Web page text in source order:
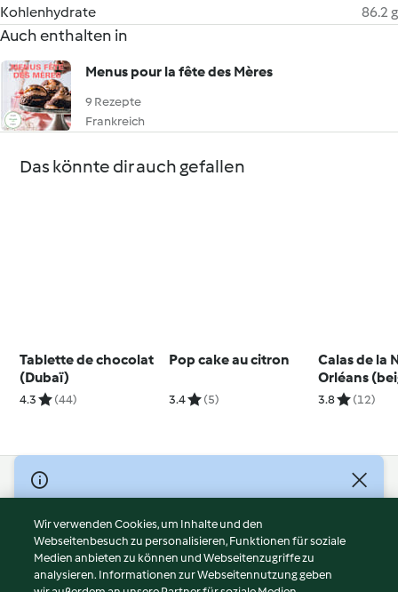
Kohlenhydrate
86.2 g
Auch enthalten in
Menus pour la fête des Mères
9 Rezepte
Frankreich
Das könnte dir auch gefallen
Tablette de chocolat
(Dubaï)
4.3 (44)
Pop cake au citron
3.4 (5)
Calas de la
Orléans
riz)
3.8 (12)
© Copyright 2026
Nutzungsbedingungen
Datenschutzrichtlinien
Disclaimer
Wir verwenden Cookies, um Inhalte und den
Webseitenbesuch zu personalisieren, Funktionen für soziale
Medien anbieten zu können und Webseitenzugriffe zu
analysieren. Informationen zur Webseitennutzung geben